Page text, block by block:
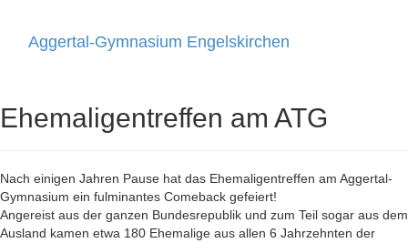
Aggertal-Gymnasium Engelskirchen
Ehemaligentreffen am ATG
Nach einigen Jahren Pause hat das Ehemaligentreffen am Aggertal-
Gymnasium ein fulminantes Comeback gefeiert!
Angereist aus der ganzen Bundesrepublik und zum Teil sogar aus dem
Ausland kamen etwa 180 Ehemalige aus allen 6 Jahrzehnten der